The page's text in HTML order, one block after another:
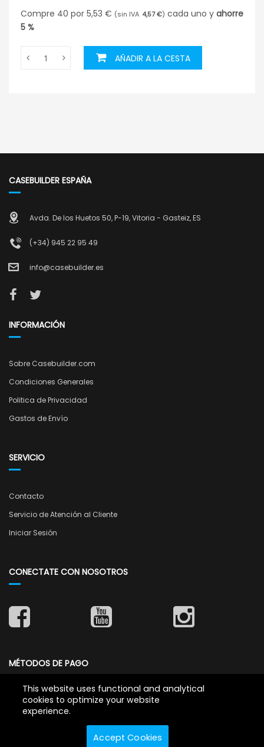
Compre 40 por 5,53 € 4,57 € cada uno y ahorre
5 %
AÑADIR A LA CESTA
CASEBUILDER ESPAÑA
Avda. De los Huetos 50, P-19, Vitoria - Gasteiz, ES
(+34) 945 22 95 49
info@casebuilder.es
INFORMACIÓN
Sobre Casebuilder.com
Condiciones Generales
Politica de Privacidad
Gastos de Envío
SERVICIO
Contacto
Servicio de Atención al Cliente
Iniciar Sesión
CONECTATE CON NOSOTROS
MÉTODOS DE PAGO
This website uses functional and analytical
cookies to optimize your website
experience.
Accept Cookies